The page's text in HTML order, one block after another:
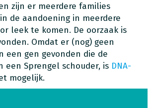
zijn er meerdere families
de aandoening in meerdere
leek te komen. De oorzaak is
Omdat er (nog) geen
een gen gevonden die de
een Sprengel schouder, is DNA-
mogelijk.